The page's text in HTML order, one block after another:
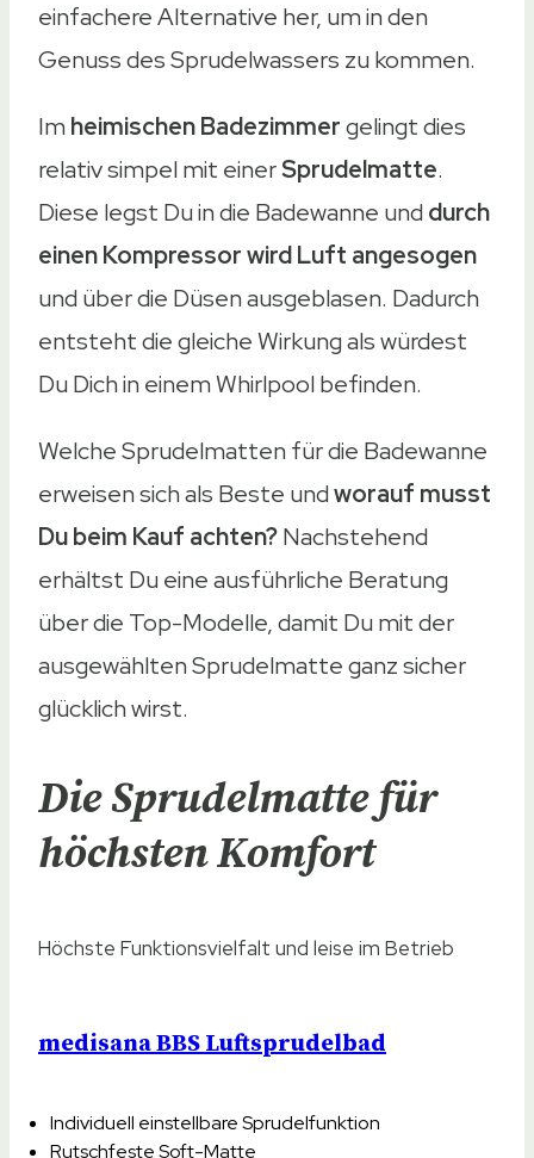
einfachere Alternative her, um in den
Genuss des Sprudelwassers zu kommen.
Imheimischen Badezimmergelingt dies
relativ simpel mit einerSprudelmatte.
Diese legst Du in die Badewanne unddurch
einen Kompressor wird Luft angesogen
und über die Düsen ausgeblasen. Dadurch
entsteht die gleiche Wirkung als würdest
Du Dich in einem Whirlpool befinden.
Welche Sprudelmatten für die Badewanne
erweisen sich als Beste undworauf musst
Du beim Kauf achten?Nachstehend
erhältst Du eine ausführliche Beratung
über die Top-Modelle, damit Du mit der
ausgewählten Sprudelmatte ganz sicher
glücklich wirst.
Die Sprudelmatte für
höchsten Komfort
Höchste Funktionsvielfalt und leise im Betrieb
medisana BBS Luftsprudelbad
Individuell einstellbare Sprudelfunktion
Rutschfeste Soft-Matte